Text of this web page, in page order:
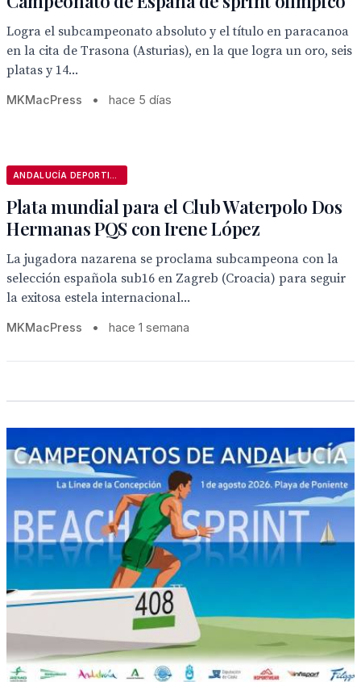
Logra el subcampeonato absoluto y el título en paracanoa
en la cita de Trasona (Asturias), en la que logra un oro, seis
platas y 14...
MKMacPress • hace 5 días
Plata mundial para el Club Waterpolo Dos
Hermanas PQS con Irene López
La jugadora nazarena se proclama subcampeona con la
selección española sub16 en Zagreb (Croacia) para seguir
la exitosa estela internacional...
MKMacPress • hace 1 semana